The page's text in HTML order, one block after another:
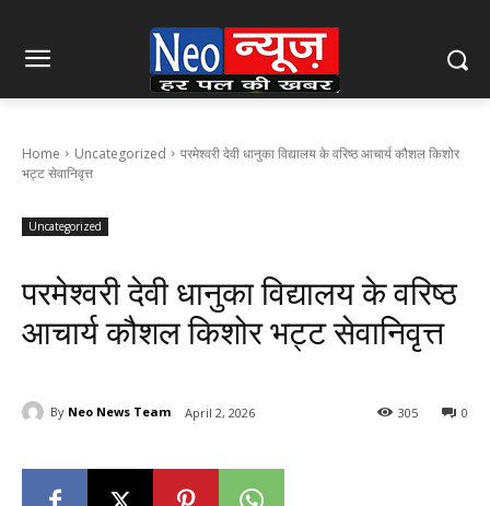
Home Uncategorized
परमेश्वरी देवी धानुका विद्यालय के वरिष्ठ आचार्य कौशल किशोर
भट्ट सेवानिवृत्त
Uncategorized
परमेश्वरी देवी धानुका विद्यालय के वरिष्ठ
आचार्य कौशल किशोर भट्ट सेवानिवृत्त
By Neo News Team April 2, 2026 0
305